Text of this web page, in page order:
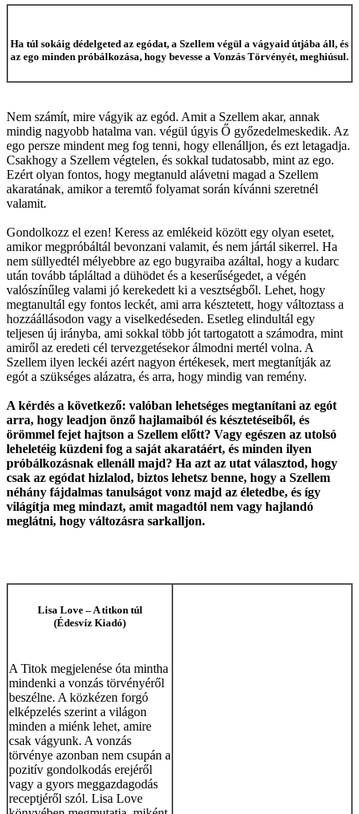
Ha túl sokáig dédelgeted az egódat, a Szellem végül a vágyaid útjába áll, és
az ego minden próbálkozása, hogy bevesse a Vonzás Törvényét, meghiúsul.
Nem számít, mire vágyik az egód. Amit a Szellem akar, annak
mindig nagyobb hatalma van. végül úgyis Ő győzedelmeskedik. Az
ego persze mindent meg fog tenni, hogy ellenálljon, és ezt letagadja.
Csakhogy a Szellem végtelen, és sokkal tudatosabb, mint az ego.
Ezért olyan fontos, hogy megtanuld alávetni magad a Szellem
akaratának, amikor a teremtő folyamat során kívánni szeretnél
valamit.
Gondolkozz el ezen! Keress az emlékeid között egy olyan esetet,
amikor megpróbáltál bevonzani valamit, és nem jártál sikerrel. Ha
nem süllyedtél mélyebbre az ego bugyraiba azáltal, hogy a kudarc
után tovább tápláltad a dühödet és a keserűségedet, a végén
valószínűleg valami jó kerekedett ki a vesztségből. Lehet, hogy
megtanultál egy fontos leckét, ami arra késztetett, hogy változtass a
hozzáállásodon vagy a viselkedéseden. Esetleg elindultál egy
teljesen új irányba, ami sokkal több jót tartogatott a számodra, mint
amiről az eredeti cél tervezgetésekor álmodni mertél volna. A
Szellem ilyen leckéi azért nagyon értékesek, mert megtanítják az
egót a szükséges alázatra, és arra, hogy mindig van remény.
A kérdés a következő: valóban lehetséges megtanítani az egót
arra, hogy leadjon önző hajlamaiból és késztetéseiből, és
örömmel fejet hajtson a Szellem előtt? Vagy egészen az utolsó
leheletéig küzdeni fog a saját akaratáért, és minden ilyen
próbálkozásnak ellenáll majd? Ha azt az utat választod, hogy
csak az egódat hizlalod, biztos lehetsz benne, hogy a Szellem
néhány fájdalmas tanulságot vonz majd az életedbe, és így
világítja meg mindazt, amit magadtól nem vagy hajlandó
meglátni, hogy változásra sarkalljon.
Lisa Love – A titkon túl
(Édesvíz Kiadó)
A Titok megjelenése óta mintha
mindenki a vonzás törvényéről
beszélne. A közkézen forgó
elképzelés szerint a világon
minden a miénk lehet, amire
csak vágyunk. A vonzás
törvénye azonban nem csupán a
pozitív gondolkodás erejéről
vagy a gyors meggazdagodás
receptjéről szól. Lisa Love